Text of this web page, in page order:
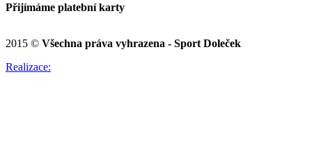
Přijímáme platební karty
2015 © Všechna práva vyhrazena - Sport Doleček
Realizace: